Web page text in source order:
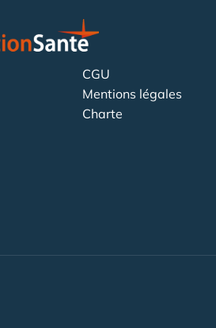
CGU
Mentions légales
Charte